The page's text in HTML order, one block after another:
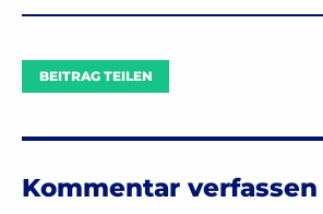
BEITRAG TEILEN
Kommentar verfassen